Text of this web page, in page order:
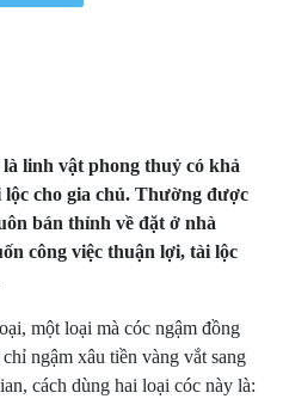
linh vật phong thuỷ có khả
cho gia chủ. Thường được
bán thỉnh về đặt ở nhà
công việc thuận lợi, tài lộc
một loại mà cóc ngậm đồng
ngậm xâu tiền vàng vắt sang
cách dùng hai loại cóc này là: